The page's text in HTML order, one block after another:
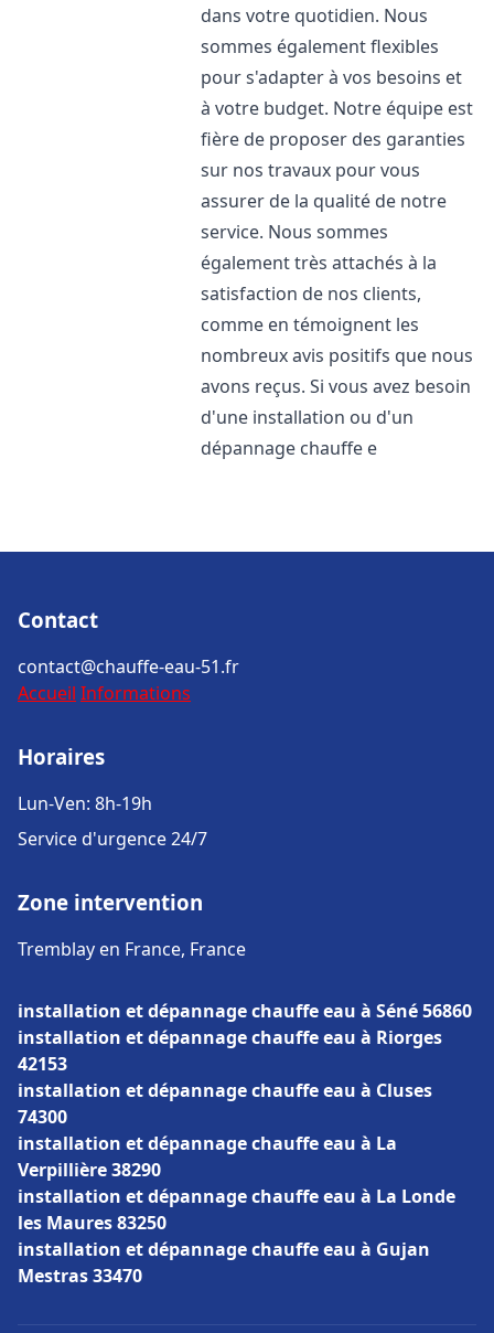
dans votre quotidien. Nous
sommes également flexibles
pour s'adapter à vos besoins et
à votre budget. Notre équipe est
fière de proposer des garanties
sur nos travaux pour vous
assurer de la qualité de notre
service. Nous sommes
également très attachés à la
satisfaction de nos clients,
comme en témoignent les
nombreux avis positifs que nous
avons reçus. Si vous avez besoin
d'une installation ou d'un
dépannage chauffe e
Contact
contact@chauffe-eau-51.fr
Accueil Informations
Horaires
Lun-Ven: 8h-19h
Service d'urgence 24/7
Zone intervention
Tremblay en France, France
installation et dépannage chauffe eau à Séné 56860
installation et dépannage chauffe eau à Riorges
42153
installation et dépannage chauffe eau à Cluses
74300
installation et dépannage chauffe eau à La
Verpillière 38290
installation et dépannage chauffe eau à La Londe
les Maures 83250
installation et dépannage chauffe eau à Gujan
Mestras 33470